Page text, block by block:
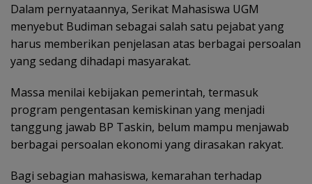
Dalam pernyataannya, Serikat Mahasiswa UGM
menyebut Budiman sebagai salah satu pejabat yang
harus memberikan penjelasan atas berbagai persoalan
yang sedang dihadapi masyarakat.
Massa menilai kebijakan pemerintah, termasuk
program pengentasan kemiskinan yang menjadi
tanggung jawab BP Taskin, belum mampu menjawab
berbagai persoalan ekonomi yang dirasakan rakyat.
Bagi sebagian mahasiswa, kemarahan terhadap